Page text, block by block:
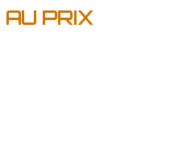
AU PRIX